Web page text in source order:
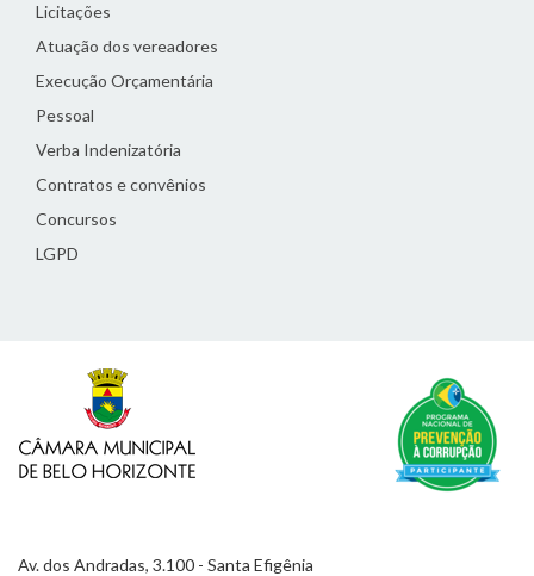
Licitações
Atuação dos vereadores
Execução Orçamentária
Pessoal
Verba Indenizatória
Contratos e convênios
Concursos
LGPD
Av. dos Andradas, 3.100 - Santa Efigênia